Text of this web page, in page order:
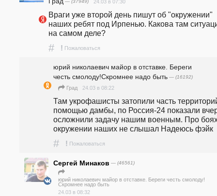
— (37949) 24.03 в 07:30
Враги уже второй день пишут об "окружении"
наших ребят под Ирпенью. Какова там
на самом деле?
# ! Пожаловаться
юрий николаевич майор в отставке. Береги
честь смолоду!Скромнее надо быть — (16192)
Град 24.03 в 08:22
Там укрофашисты затопили часть
помощью дамбы, по Россия-24 показали
осложнили задачу нашим военным. Про
окружении наших не слышал Надеюсь фэйк
# ! Пожаловаться
Сергей Минаков — (46561)
юрий николаевич майор в отставке. Береги честь смолоду!
Скромнее надо быть
24.03 в 08:32